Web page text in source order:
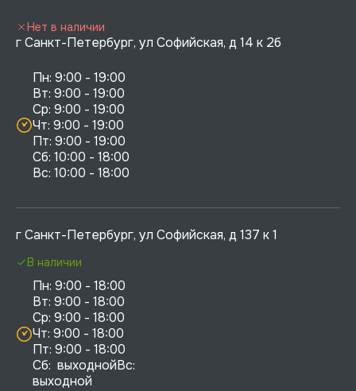
г Санкт-Петербург, ул Софийская, д 14 к 2б
Пн: 9:00 - 19:00
Вт: 9:00 - 19:00
Ср: 9:00 - 19:00
Чт: 9:00 - 19:00
Пт: 9:00 - 19:00
Сб: 10:00 - 18:00
Нет в наличии
г Санкт-Петербург, ул Софийская, д 137 к 1
Пн: 9:00 - 18:00
Вт: 9:00 - 18:00
Ср: 9:00 - 18:00
Чт: 9:00 - 18:00
Пт: 9:00 - 18:00
Сб:  выходнойВс:
выходной
В наличии